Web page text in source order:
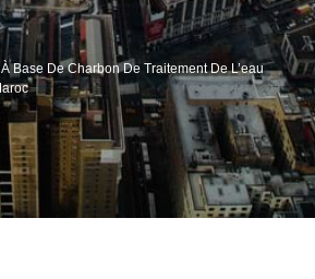
Base De Charbon De Traitement De L’eau